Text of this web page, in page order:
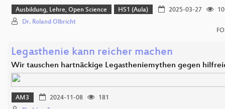
Ausbildung, Lehre, Open Science HS1 (Aula) 2025-03-27
Dr. Roland Olbricht
Legasthenie kann reicher machen
Wir tauschen hartnäckige Legastheniemythen gegen
AM3 2024-11-08
181